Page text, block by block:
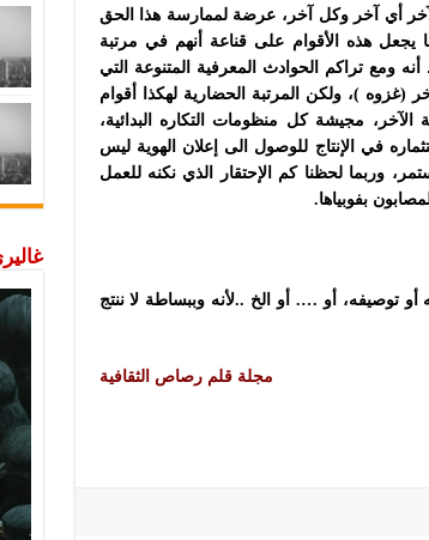
أي آخر وكل آخر، عرضة لممارسة هذا الحق
يجعل هذه الأقوام على قناعة أنهم في مرتبة
ومع تراكم الحوادث المعرفية المتنوعة التي
(غزوه )، ولكن المرتبة الحضارية لهكذا أقوام
مجيشة كل منظومات التكاره البدائية،
في الإنتاج للوصول الى إعلان الهوية ليس
وربما لحظنا كم الإحتقار الذي نكنه للعمل
بفوبياها.
توصيفه، أو …. أو الخ ..لأنه وببساطة لا ننتج
مجلة قلم رصاص الثقافية